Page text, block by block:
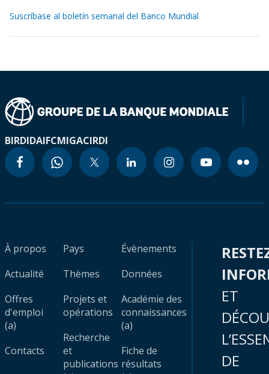
Suscríbase al boletín semanal del Banco Mundial
BIRDIDAIFCMIGACIRDI
À propos
Actualité
Offres
d'emploi
(a)
Contacts
Pays
Thèmes
Projets et
opérations
Recherche
et
publications
Évènements
Données
Académie des
connaissances
(a)
Fiche de
résultats
ET
DE